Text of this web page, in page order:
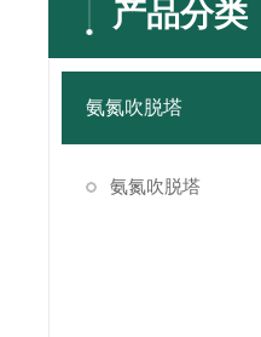
产品分类
氨氮吹脱塔
氨氮吹脱塔